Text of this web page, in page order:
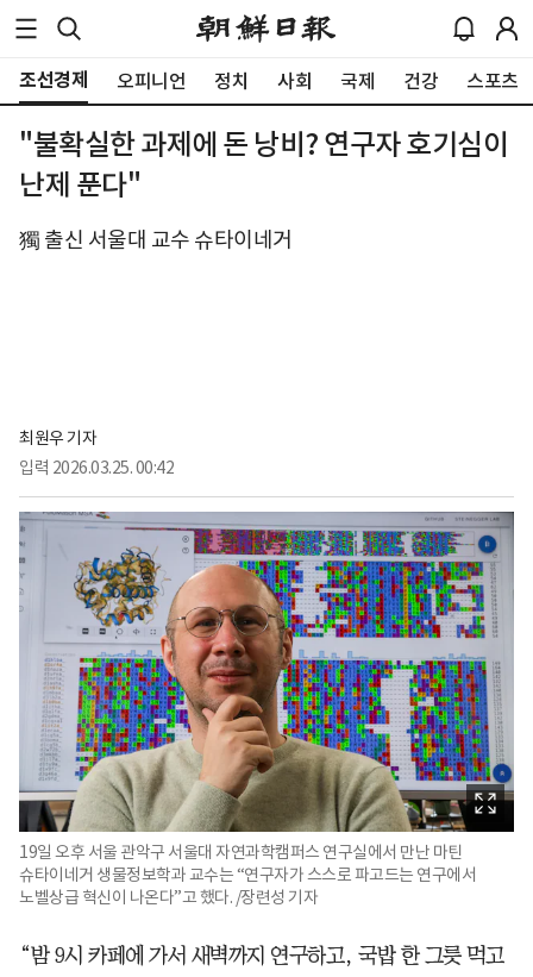
조선경제 오피니언 정치 사회 국제 건강 스포츠
"불확실한 과제에 돈 낭비? 연구자 호기심이
난제 푼다"
獨 출신 서울대 교수 슈타이네거
최원우 기자
입력 2026.03.25. 00:42
19일 오후 서울 관악구 서울대 자연과학캠퍼스 연구실에서 만난 마틴
슈타이네거 생물정보학과 교수는 “연구자가 스스로 파고드는 연구에서
노벨상급 혁신이 나온다”고 했다. /장련성 기자
“밤 9시 카페에 가서 새벽까지 연구하고, 국밥 한 그릇 먹고